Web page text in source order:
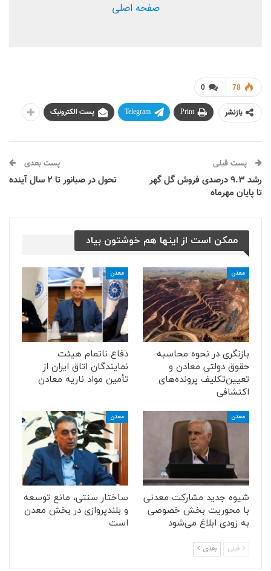
صفحه اصلی
0 78
بازنشر Print
Telegram پست الکترونیک
پست قبلی
رشد ۹.۳ درصدی فروش گل گهر
تا پایان مهرماه
پست بعدی
تحول در صبانور تا ۲ سال آینده
ممکن است از اینها هم خوشتون بیاد
معدن
بازنگری در نحوه محاسبه
حقوق دولتی معادن و
تعیین‌تکلیف پرونده‌های
اکتشافی
معدن
دفاع ناتمام هیئت
نمایندگان اتاق ایران از
تأمین مواد ناریه معادن
معدن
شیوه جدید مشارکت معدنی
با محوریت بخش خصوصی
به زودی ابلاغ می‌شود
معدن
ساختار سنتی، مانع توسعه
و بلندپروازی در بخش معدن
است
قبلی بعدی